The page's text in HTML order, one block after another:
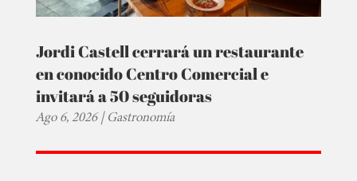
Jordi Castell cerrará un restaurante
en conocido Centro Comercial e
invitará a 50 seguidoras
Ago 6, 2026|Gastronomía